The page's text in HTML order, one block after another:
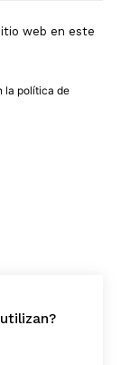
web en este
la política de